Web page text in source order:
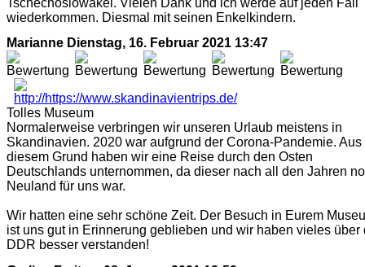
wiederkommen. Diesmal mit seinen Enkelkindern.
Marianne Dienstag, 16. Februar 2021 13:47
Tolles Museum
Normalerweise verbringen wir unseren Urlaub meistens in
Skandinavien. 2020 war aufgrund der Corona-Pandemie. Aus
diesem Grund haben wir eine Reise durch den Osten
Deutschlands unternommen, da dieser nach all den Jahren
Neuland für uns war.
Wir hatten eine sehr schöne Zeit. Der Besuch in Eurem
ist uns gut in Erinnerung geblieben und wir haben vieles über
DDR besser verstanden!